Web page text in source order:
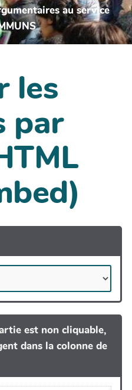
au service
les
par
est non cliquable,
dans la colonne de